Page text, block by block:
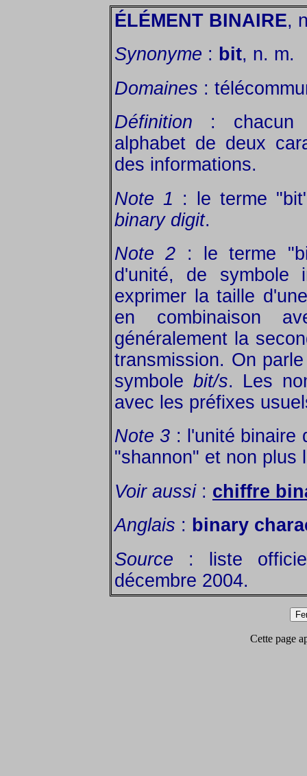
ÉLÉMENT BINAIRE,
Synonyme : bit, n. m.
Domaines :
Définition : chacun
alphabet de deux
des informations.
Note 1 : le terme
binary digit.
Note 2 : le terme
d'unité, de symbole
exprimer la taille
en combinaison
généralement la
transmission. On
symbole bit/s. Les
avec les préfixes
Note 3 : l'unité binaire
"shannon" et non plus
Voir aussi: chiffre
Anglais : binary
Source : liste
décembre 2004.
Cette page